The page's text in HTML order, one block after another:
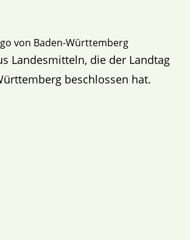
Landesmitteln, die der Landtag
beschlossen hat.